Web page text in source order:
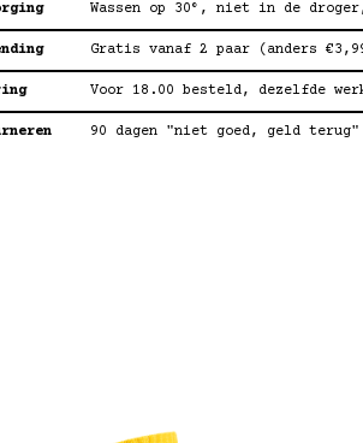
Wassen op 30°, niet in de
Gratis vanaf 2 paar (anders
Voor 18.00 besteld, dezelfde
90 dagen "niet goed, geld